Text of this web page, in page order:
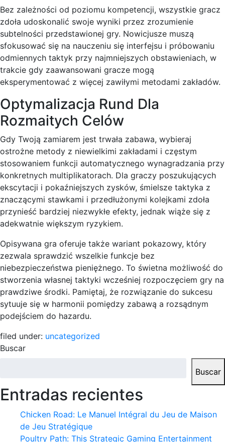
Bez zależności od poziomu kompetencji, wszystkie gracz
zdoła udoskonalić swoje wyniki przez zrozumienie
subtelności przedstawionej gry. Nowicjusze muszą
sfokusować się na nauczeniu się interfejsu i próbowaniu
odmiennych taktyk przy najmniejszych obstawieniach, w
trakcie gdy zaawansowani gracze mogą
eksperymentować z więcej zawiłymi metodami zakładów.
Optymalizacja Rund Dla
Rozmaitych Celów
Gdy Twoją zamiarem jest trwała zabawa, wybieraj
ostrożne metody z niewielkimi zakładami i częstym
stosowaniem funkcji automatycznego wynagradzania przy
konkretnych multiplikatorach. Dla graczy poszukujących
ekscytacji i pokaźniejszych zysków, śmielsze taktyka z
znaczącymi stawkami i przedłużonymi kolejkami zdoła
przynieść bardziej niezwykłe efekty, jednak wiąże się z
adekwatnie większym ryzykiem.
Opisywana gra oferuje także wariant pokazowy, który
zezwala sprawdzić wszelkie funkcje bez
niebezpieczeństwa pieniężnego. To świetna możliwość do
stworzenia własnej taktyki wcześniej rozpoczęciem gry na
prawdziwe środki. Pamiętaj, że rozwiązanie do sukcesu
sytuuje się w harmonii pomiędzy zabawą a rozsądnym
podejściem do hazardu.
filed under: uncategorized
Buscar
Buscar
Entradas recientes
Chicken Road: Le Manuel Intégral du Jeu de Maison
de Jeu Stratégique
Poultry Path: This Strategic Gaming Entertainment